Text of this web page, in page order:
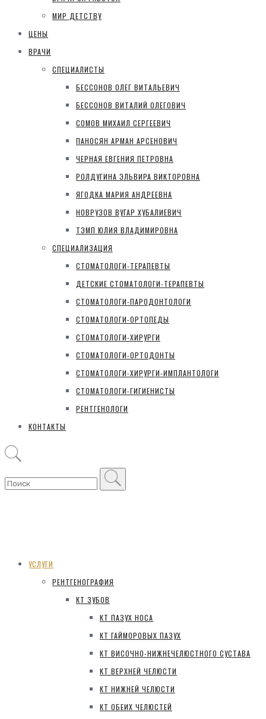
МИР ДЕТСТВУ
ЦЕНЫ
ВРАЧИ
СПЕЦИАЛИСТЫ
БЕССОНОВ ОЛЕГ ВИТАЛЬЕВИЧ
БЕССОНОВ ВИТАЛИЙ ОЛЕГОВИЧ
СОМОВ МИХАИЛ СЕРГЕЕВИЧ
ПАНОСЯН АРМАН АРСЕНОВИЧ
ЧЕРНАЯ ЕВГЕНИЯ ПЕТРОВНА
РОЛДУГИНА ЭЛЬВИРА ВИКТОРОВНА
ЯГОДКА МАРИЯ АНДРЕЕВНА
НОВРУЗОВ ВУГАР ХУБАЛИЕВИЧ
ТЭМП ЮЛИЯ ВЛАДИМИРОВНА
СПЕЦИАЛИЗАЦИЯ
СТОМАТОЛОГИ-ТЕРАПЕВТЫ
ДЕТСКИЕ СТОМАТОЛОГИ-ТЕРАПЕВТЫ
СТОМАТОЛОГИ-ПАРОДОНТОЛОГИ
СТОМАТОЛОГИ-ОРТОПЕДЫ
СТОМАТОЛОГИ-ХИРУРГИ
СТОМАТОЛОГИ-ОРТОДОНТЫ
СТОМАТОЛОГИ-ХИРУРГИ-ИМПЛАНТОЛОГИ
СТОМАТОЛОГИ-ГИГИЕНИСТЫ
РЕНТГЕНОЛОГИ
КОНТАКТЫ
УСЛУГИ
РЕНТГЕНОГРАФИЯ
КТ ЗУБОВ
КТ ПАЗУХ НОСА
КТ ГАЙМОРОВЫХ ПАЗУХ
КТ ВИСОЧНО-НИЖНЕЧЕЛЮСТНОГО СУСТАВА
КТ ВЕРХНЕЙ ЧЕЛЮСТИ
КТ НИЖНЕЙ ЧЕЛЮСТИ
КТ ОБЕИХ ЧЕЛЮСТЕЙ